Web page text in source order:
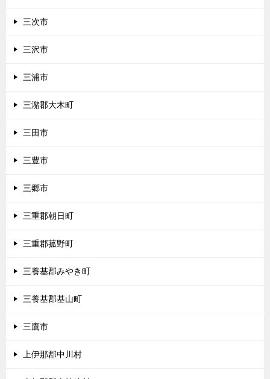
三次市
三沢市
三浦市
三潴郡大木町
三田市
三豊市
三郷市
三重郡朝日町
三重郡菰野町
三養基郡みやき町
三養基郡基山町
三鷹市
上伊那郡中川村